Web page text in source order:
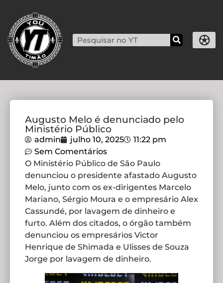
Augusto Melo é denunciado pelo
Ministério Público
admin julho 10, 2025
11:22 pm
Sem Comentários
O Ministério Público de São Paulo
denunciou o presidente afastado Augusto
Melo, junto com os ex-dirigentes Marcelo
Mariano, Sérgio Moura e o empresário Alex
Cassundé, por lavagem de dinheiro e
furto. Além dos citados, o órgão também
denunciou os empresários Victor
Henrique de Shimada e Ulisses de Souza
Jorge por lavagem de dinheiro.